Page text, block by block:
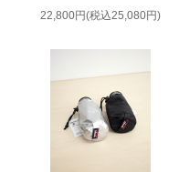
22,800円(税込25,080円)